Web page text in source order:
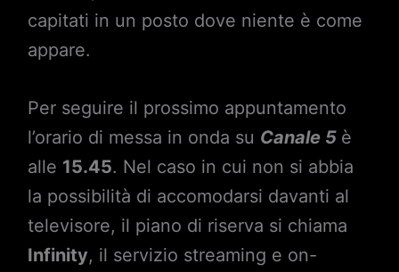
capitati in un posto dove niente è come
appare.
Per seguire il prossimo appuntamento
l’orario di messa in onda su Canale 5 è
alle 15.45. Nel caso in cui non si abbia
la possibilità di accomodarsi davanti al
televisore, il piano di riserva si chiama
Infinity, il servizio streaming e on-